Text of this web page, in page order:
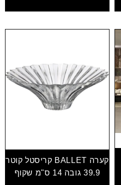
קערה BALLET קריסטל קוטר
39.9 גובה 14 ס"מ שקוף